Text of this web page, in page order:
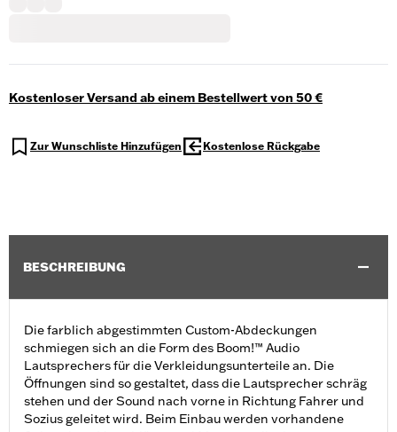
Kostenloser Versand ab einem Bestellwert von 50 €
Zur Wunschliste Hinzufügen Kostenlose Rückgabe
BESCHREIBUNG
Die farblich abgestimmten Custom-Abdeckungen
schmiegen sich an die Form des Boom!™ Audio
Lautsprechers für die Verkleidungsunterteile an. Die
Öffnungen sind so gestaltet, dass die Lautsprecher schräg
stehen und der Sound nach vorne in Richtung Fahrer und
Sozius geleitet wird. Beim Einbau werden vorhandene